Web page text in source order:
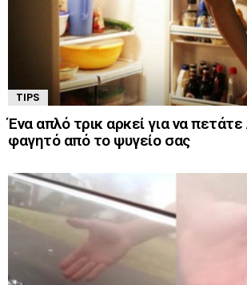
TIPS
Ένα απλό τρικ αρκεί για να πετάτε
φαγητό από το ψυγείο σας